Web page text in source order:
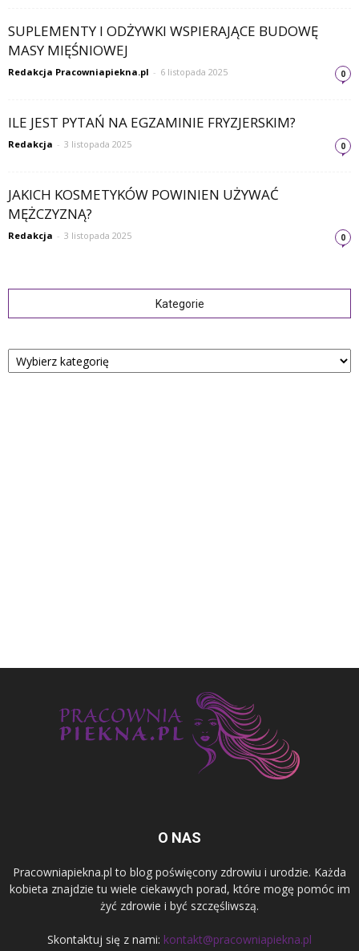
SUPLEMENTY I ODŻYWKI WSPIERAJĄCE BUDOWĘ
MASY MIĘŚNIOWEJ
Redakcja Pracowniapiekna.pl - 6 listopada 2025 0
ILE JEST PYTAŃ NA EGZAMINIE FRYZJERSKIM?
Redakcja - 3 listopada 2025 0
JAKICH KOSMETYKÓW POWINIEN UŻYWAĆ
MĘŻCZYZNĄ?
Redakcja - 3 listopada 2025 0
Kategorie
Kategorie
O NAS
Pracowniapiekna.pl to blog poświęcony zdrowiu i urodzie. Każda
kobieta znajdzie tu wiele ciekawych porad, które mogę pomóc im
żyć zdrowie i być szczęśliwszą.
Skontaktuj się z nami: kontakt@pracowniapiekna.pl